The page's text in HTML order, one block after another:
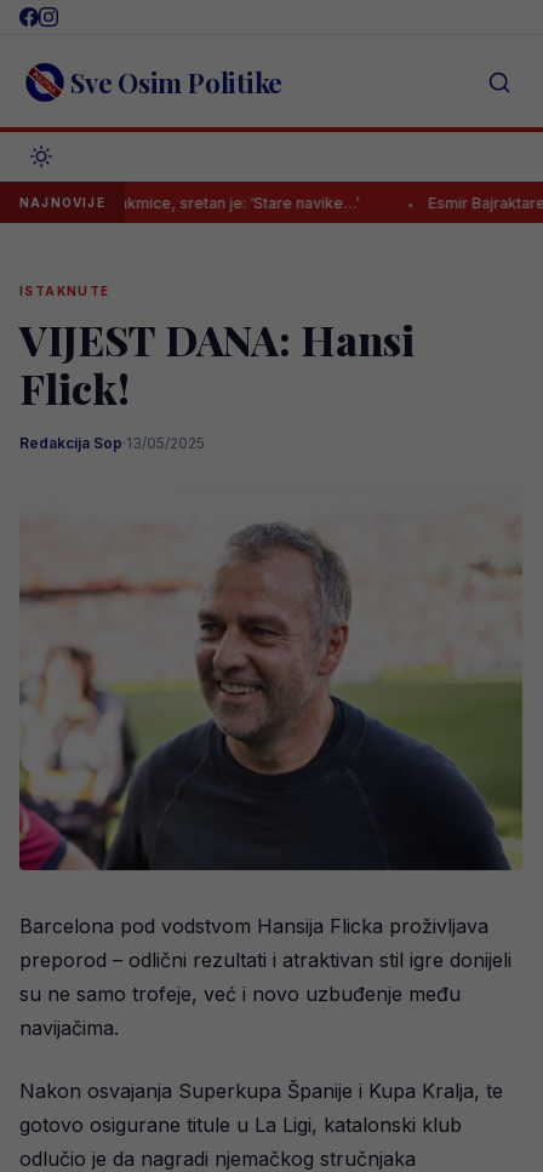
Skip
content Sve Osim Politike
NAJNOVIJE
utakmice, sretan je: ‘Stare navike…’ Esmir Bajraktarević
ISTAKNUTE
VIJEST DANA: Hansi
Flick!
Redakcija Sop·13/05/2025
Barcelona pod vodstvom Hansija Flicka proživljava
preporod – odlični rezultati i atraktivan stil igre donijeli
su ne samo trofeje, već i novo uzbuđenje među
navijačima.
Nakon osvajanja Superkupa Španije i Kupa Kralja, te
gotovo osigurane titule u La Ligi, katalonski klub
odlučio je da nagradi njemačkog stručnjaka